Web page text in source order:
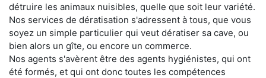
détruire les animaux nuisibles, quelle que soit leur variété.
Nos services de dératisation s'adressent à tous, que vous
soyez un simple particulier qui veut dératiser sa cave, ou
bien alors un gîte, ou encore un commerce.
Nos agents s'avèrent être des agents hygiénistes, qui ont
été formés, et qui ont donc toutes les compétences